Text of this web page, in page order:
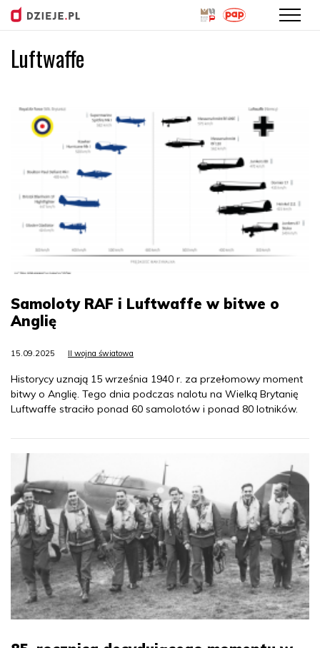
Luftwaffe
Samoloty RAF i Luftwaffe w bitwe o
Anglię
15.09.2025 II wojna światowa
Historycy uznają 15 września 1940 r. za przełomowy moment
bitwy o Anglię. Tego dnia podczas nalotu na Wielką Brytanię
Luftwaffe straciło ponad 60 samolotów i ponad 80 lotników.